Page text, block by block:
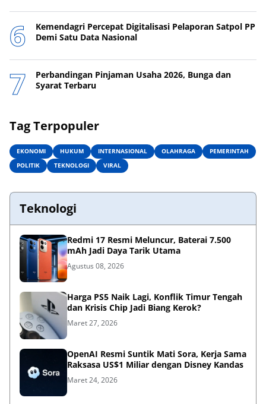
Kemendagri Percepat Digitalisasi Pelaporan Satpol PP
Demi Satu Data Nasional
Perbandingan Pinjaman Usaha 2026, Bunga dan
Syarat Terbaru
Tag Terpopuler
EKONOMI HUKUM INTERNASIONAL OLAHRAGA
PEMERINTAH
POLITIK
TEKNOLOGI VIRAL
Teknologi
Redmi 17 Resmi Meluncur, Baterai 7.500
mAh Jadi Daya Tarik Utama
Agustus 08, 2026
Harga PS5 Naik Lagi, Konflik Timur Tengah
dan Krisis Chip Jadi Biang Kerok?
Maret 27, 2026
OpenAI Resmi Suntik Mati Sora, Kerja Sama
Raksasa US$1 Miliar dengan Disney Kandas
Maret 24, 2026